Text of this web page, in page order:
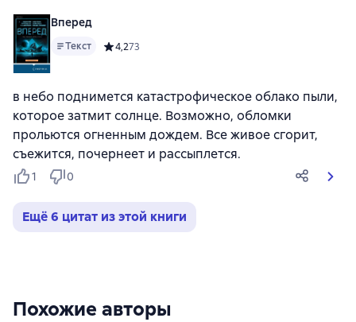
Вперед
Текст Средний рейтинг 4,2 на основе 73 оценок
4,273
в небо поднимется катастрофическое облако пыли,
которое затмит солнце. Возможно, обломки
прольются огненным дождем. Все живое сгорит,
съежится, почернеет и рассыплется.
1 0
Ещё 6 цитат из этой книги
Похожие авторы